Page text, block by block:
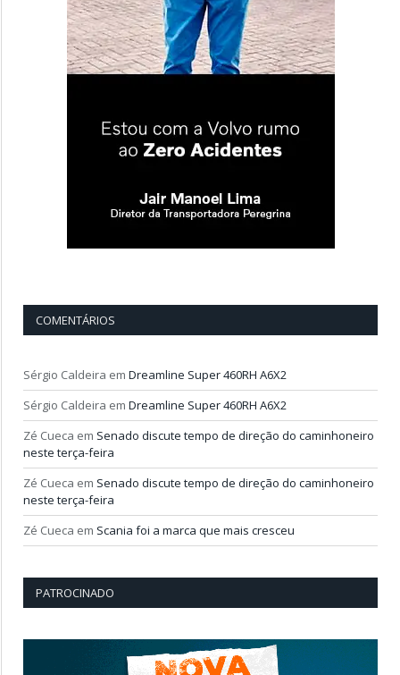
COMENTÁRIOS
Sérgio Caldeira em Dreamline Super 460RH A6X2
Sérgio Caldeira em Dreamline Super 460RH A6X2
Zé Cueca em Senado discute tempo de direção do caminhoneiro
neste terça-feira
Zé Cueca em Senado discute tempo de direção do caminhoneiro
neste terça-feira
Zé Cueca em Scania foi a marca que mais cresceu
PATROCINADO